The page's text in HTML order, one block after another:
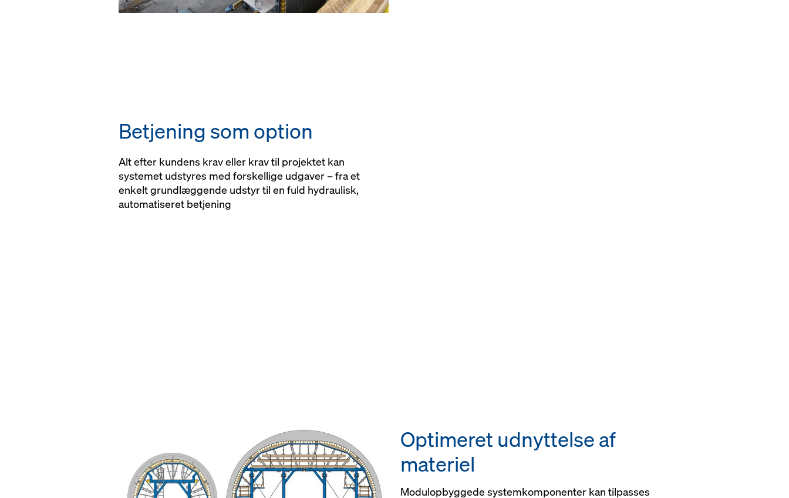
Betjening som option
Alt efter kundens krav eller krav til projektet kan
systemet udstyres med forskellige udgaver – fra et
enkelt grundlæggende udstyr til en fuld hydraulisk,
automatiseret betjening
Optimeret udnyttelse af
materiel
Modulopbyggede systemkomponenter kan tilpasses